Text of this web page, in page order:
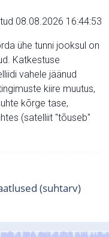
08.08.2026 16:44:53
ühe tunni jooksul on
Katkestuse
vahele jäänud
kiire muutus,
kõrge tase,
(satelliit "tõuseb"
(suhtarv)